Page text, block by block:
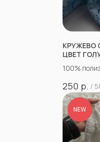
КРУЖЕВО
ЦВЕТ
100%
250 р. /
NEW